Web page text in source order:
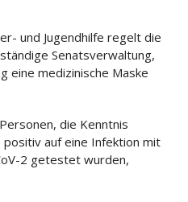
und Jugendhilfe regelt die
Senatsverwaltung,
eine medizinische Maske
die Kenntnis
auf eine Infektion mit
2 getestet wurden,